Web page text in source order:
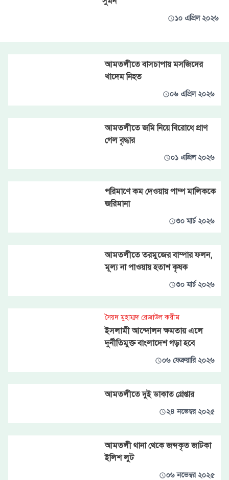
১০ এপ্রিল ২০২৬
আমতলীতে বাসচাপায় মসজিদের
খাদেম নিহত
০৬ এপ্রিল ২০২৬
আমতলীতে জমি নিয়ে বিরোধে প্রাণ
গেল বৃদ্ধার
০১ এপ্রিল ২০২৬
পরিমাণে কম দেওয়ায় পাম্প মালিককে
জরিমানা
৩০ মার্চ ২০২৬
আমতলীতে তরমুজের বাম্পার ফলন,
মূল্য না পাওয়ায় হতাশ কৃষক
৩০ মার্চ ২০২৬
সৈয়দ মুহাম্মদ রেজাউল করীম
ইসলামী আন্দোলন ক্ষমতায় এলে
দুর্নীতিমুক্ত বাংলাদেশ গড়া হবে
০৬ ফেব্রুয়ারি ২০২৬
আমতলীতে দুই ডাকাত গ্রেপ্তার
২৪ নভেম্বর ২০২৫
আমতলী থানা থেকে জব্দকৃত জাটকা
ইলিশ লুট
০৬ নভেম্বর ২০২৫